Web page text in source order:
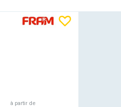
à partir de